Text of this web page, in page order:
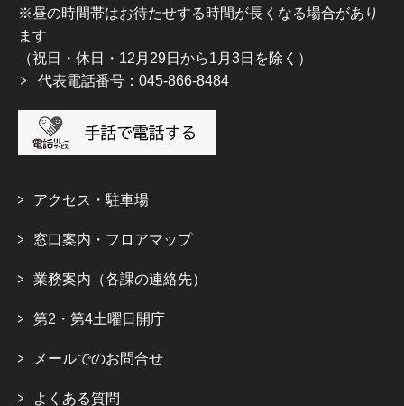
※昼の時間帯はお待たせする時間が長くなる場合があり
ます
（祝日・休日・12月29日から1月3日を除く）
代表電話番号：045-866-8484
アクセス・駐車場
窓口案内・フロアマップ
業務案内（各課の連絡先）
第2・第4土曜日開庁
メールでのお問合せ
よくある質問